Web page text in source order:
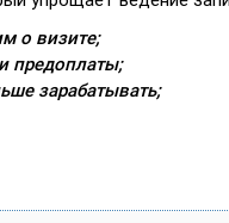
о визите;
предоплаты;
зарабатывать;